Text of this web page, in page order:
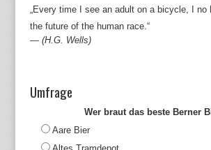
„Every time I see an adult on a bicycle, I no
the future of the human race.“
— (H.G. Wells)
Umfrage
Wer braut das beste Berner
Aare Bier